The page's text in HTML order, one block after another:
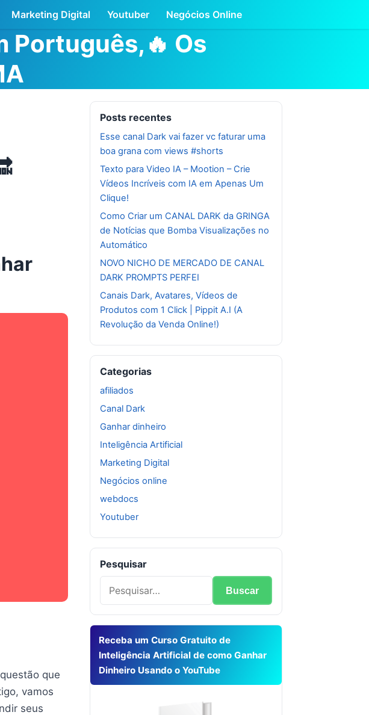
Marketing Digital Youtuber Negócios Online
Português,🔥 Os
que
vamos
seus
Posts recentes
Esse canal Dark vai fazer vc faturar uma
boa grana com views #shorts
Texto para Video IA – Mootion – Crie
Vídeos Incríveis com IA em Apenas Um
Clique!
Como Criar um CANAL DARK da GRINGA
de Notícias que Bomba Visualizações no
Automático
NOVO NICHO DE MERCADO DE CANAL
DARK PROMPTS PERFEI
Canais Dark, Avatares, Vídeos de
Produtos com 1 Click | Pippit A.I (A
Revolução da Venda Online!)
Categorias
afiliados
Canal Dark
Ganhar dinheiro
Inteligência Artificial
Marketing Digital
Negócios online
webdocs
Youtuber
Pesquisar
Buscar
Receba um Curso Gratuito de
Inteligência Artificial de como Ganhar
Dinheiro Usando o YouTube